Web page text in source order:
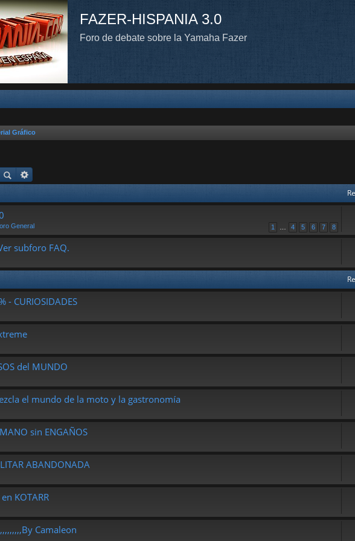
FAZER-HISPANIA 3.0
Foro de debate sobre la Yamaha Fazer
Gráfico
1 4 5 6 7 8
General
subforo FAQ.
- CURIOSIDADES
del MUNDO
el mundo de la moto y la gastronomía
sin ENGAÑOS
ABANDONADA
KOTARR
Camaleon